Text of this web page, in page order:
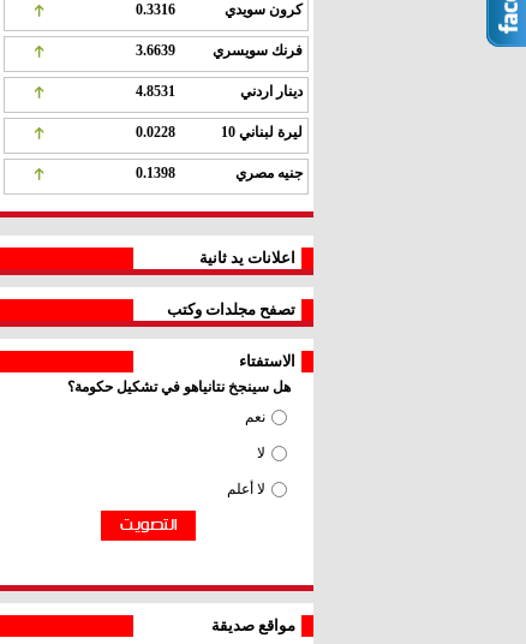
كرون سويدي 0.3316
فرنك سويسري 3.6639
دينار اردني 4.8531
ليرة لبناني 10 0.0228
جنيه مصري 0.1398
اعلانات يد ثانية
تصفح مجلدات وكتب
الاستفتاء
مواقع صديقة